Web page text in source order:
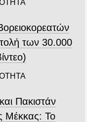
των 30.000
Πακιστάν
Μέκκας: Το